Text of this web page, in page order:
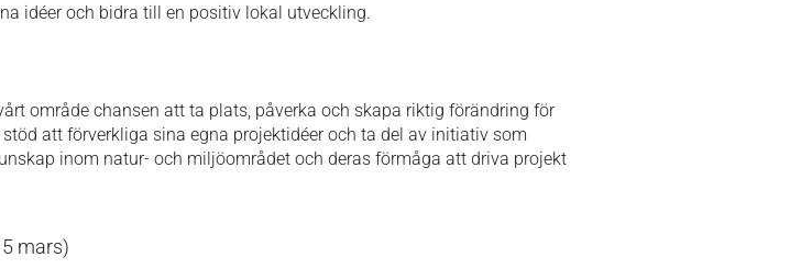
idéer och bidra till en positiv lokal utveckling.
område chansen att ta plats, påverka och skapa riktig förändring för
att förverkliga sina egna projektidéer och ta del av initiativ som
inom natur- och miljöområdet och deras förmåga att driva projekt
mars)